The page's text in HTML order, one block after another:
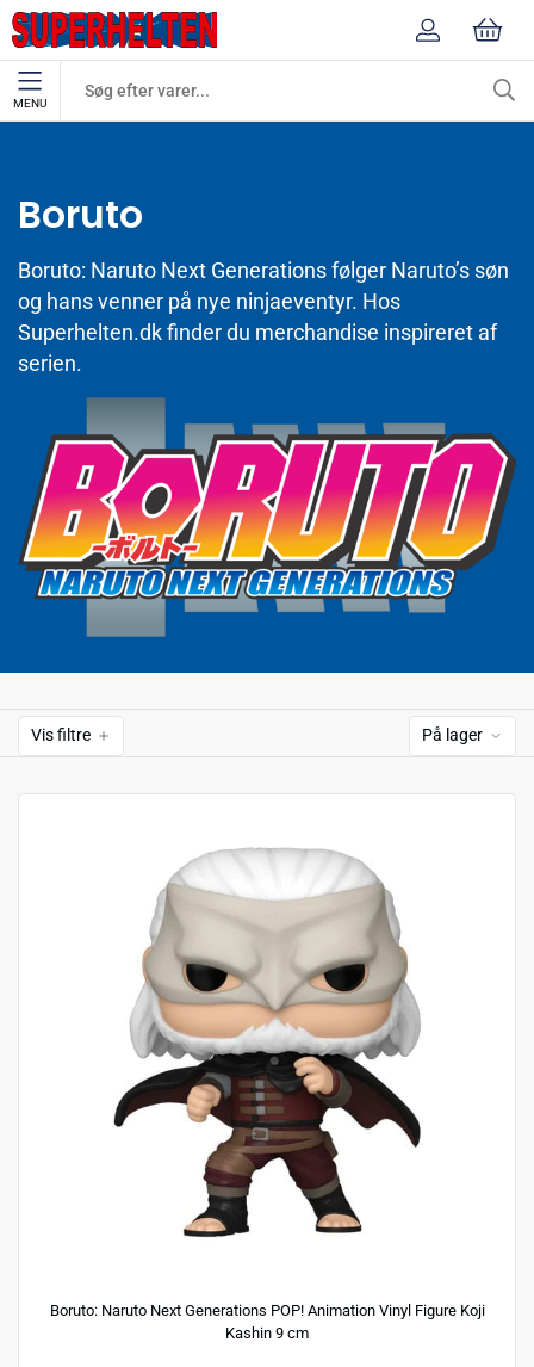
MENU
Boruto
Boruto: Naruto Next Generations følger Naruto’s søn
og hans venner på nye ninjaeventyr. Hos
Superhelten.dk finder du merchandise inspireret af
serien.
Vis filtre På lager
Boruto: Naruto Next Generations POP! Animation Vinyl Figure Koji
Kashin 9 cm